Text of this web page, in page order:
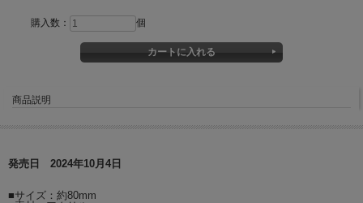
購入数： 個
商品説明
発売日 2024年10月4日
■サイズ：約80mm